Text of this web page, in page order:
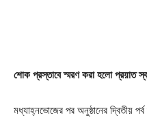
শোক প্রস্তাবে স্মরণ করা হলো প্রয়াত
মধ্যাহ্নভোজের পর অনুষ্ঠানের দ্বিতীয়